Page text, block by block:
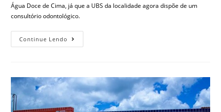
Água Doce de Cima, já que a UBS da localidade agora dispõe de um
consultório odontológico.
Continue Lendo